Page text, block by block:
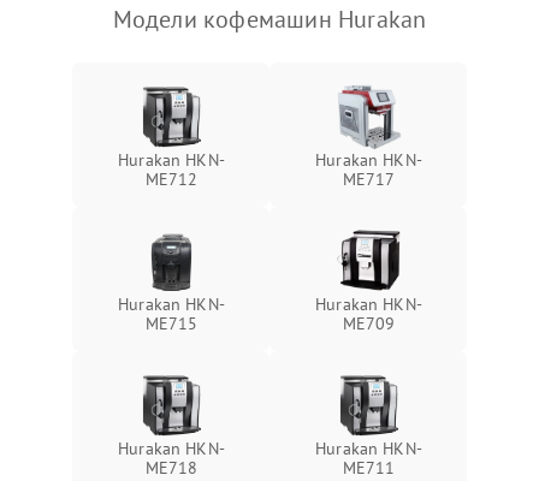
Модели кофемашин Hurakan
Hurakan HKN-
ME712
Hurakan HKN-
ME717
Hurakan HKN-
ME715
Hurakan HKN-
ME709
Hurakan HKN-
ME718
Hurakan HKN-
ME711